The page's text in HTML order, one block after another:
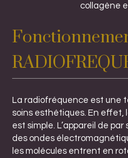
collagène
La radiofréquence est une
soins esthétiques. En
est simple. L’appareil de
des ondes
les molécules entrent en